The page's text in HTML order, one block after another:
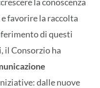
favorire la raccolta
di questi
il Consorzio ha
dalle nuove